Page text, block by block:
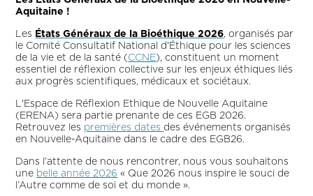
Aquitaine !
Les États Généraux de la Bioéthique 2026, organisés par
le Comité Consultatif National d'Éthique pour les sciences
de la vie et de la santé (CCNE), constituent un moment
essentiel de réflexion collective sur les enjeux éthiques liés
aux progrès scientifiques, médicaux et sociétaux.
L'Espace de Réflexion Ethique de Nouvelle Aquitaine
(ERENA) sera partie prenante de ces EGB 2026.
Retrouvez les premières datesdes événements organisés
en Nouvelle-Aquitaine dans le cadre des EGB26.
Dans l’attente de nous rencontrer, nous vous souhaitons
une belle année 2026 « Que 2026 nous inspire le souci de
l’Autre comme de soi et du monde ».